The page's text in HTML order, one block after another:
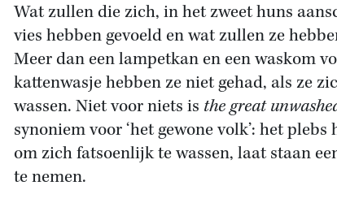
Wat zullen die zich, in het zweet huns
vies hebben gevoeld en wat zullen ze
Meer dan een lampetkan en een waskom
kattenwasje hebben ze niet gehad, als ze
wassen. Niet voor niets is the great
synoniem voor ‘het gewone volk’: het
om zich fatsoenlijk te wassen, laat staan
te nemen.